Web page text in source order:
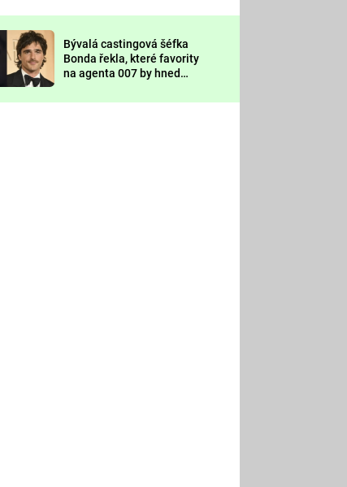
Prima LAJK
Sledujte nás
Bývalá castingová šéfka
Bonda řekla, které favority
na agenta 007 by hned